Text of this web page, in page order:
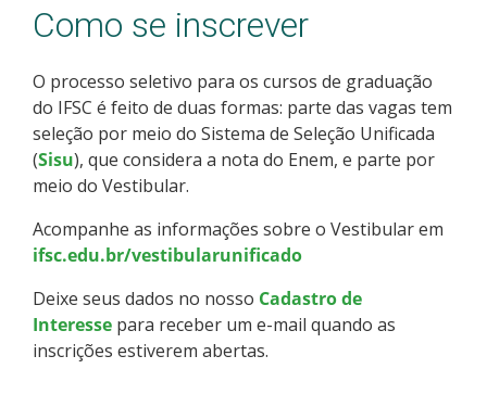
Como se inscrever
O processo seletivo para os cursos de graduação
do IFSC é feito de duas formas: parte das vagas tem
seleção por meio do Sistema de Seleção Unificada
(Sisu), que considera a nota do Enem, e parte por
meio do Vestibular.
Acompanhe as informações sobre o Vestibular em
ifsc.edu.br/vestibularunificado
Deixe seus dados no nosso Cadastro de
Interesse para receber um e-mail quando as
inscrições estiverem abertas.